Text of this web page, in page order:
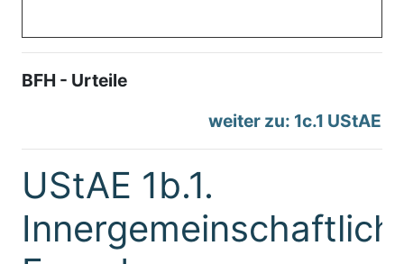
BFH - Urteile
weiter zu: 1c.1 UStAE
UStAE 1b.1.